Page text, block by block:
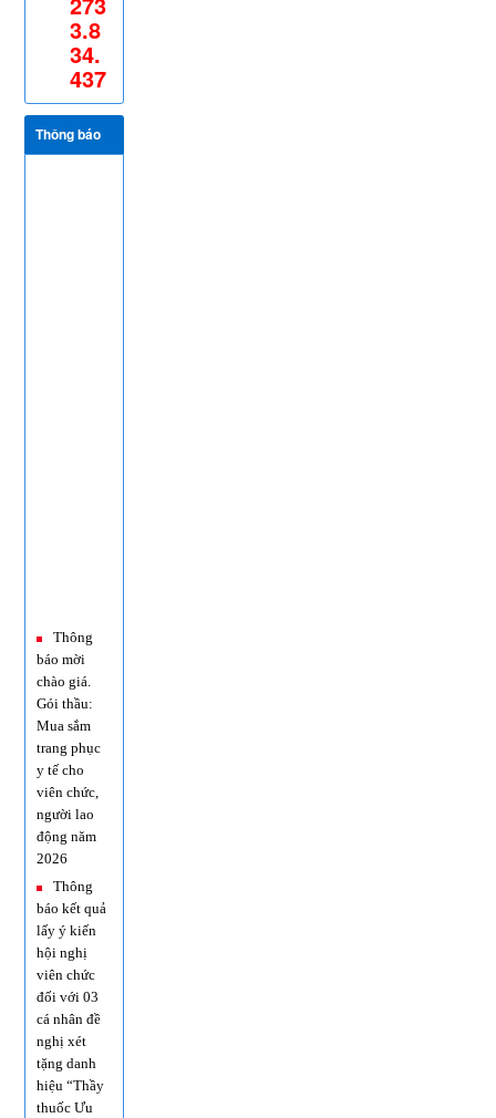
3.8
34.
437
Thông báo
báo mời
chào giá.
Gói thầu:
Mua sắm
trang phục
y tế cho
viên chức,
người lao
động năm
2026
báo kết quả
lấy ý kiến
hội nghị
viên chức
đối với 03
cá nhân đề
nghị xét
tặng danh
hiệu “Thầy
thuốc Ưu
tú” lần thứ